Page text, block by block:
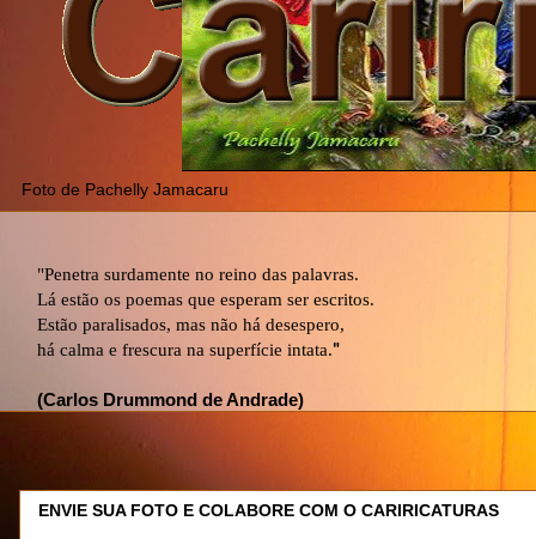
Foto de Pachelly Jamacaru
"Penetra surdamente no reino das palavras.
Lá estão os poemas que esperam ser escritos.
Estão paralisados, mas não há desespero,
há calma e frescura na superfície intata."
(Carlos Drummond de Andrade)
ENVIE SUA FOTO E COLABORE COM O CARIRICATURAS